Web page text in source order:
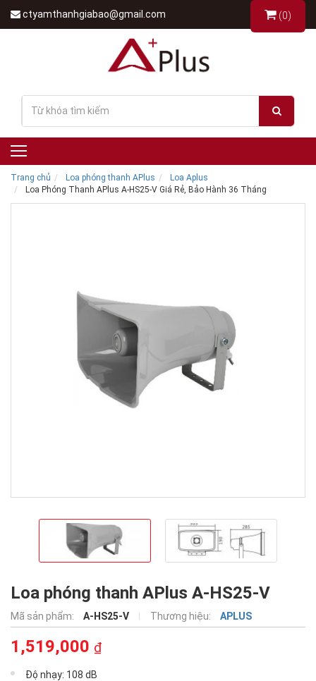
ctyamthanhgiabao@gmail.com (0)
Trang chủ Loa phóng thanh APlus
Loa Aplus
Loa Phóng Thanh APlus A-HS25-V Giá Rẻ, Bảo Hành 36 Tháng
Loa phóng thanh APlus A-HS25-V
Mã sản phẩm: A-HS25-V Thương hiệu: APLUS
1,519,000 ₫
Độ nhạy: 108 dB